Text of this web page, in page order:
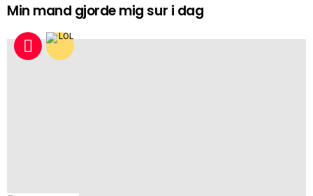
Min mand gjorde mig sur i dag